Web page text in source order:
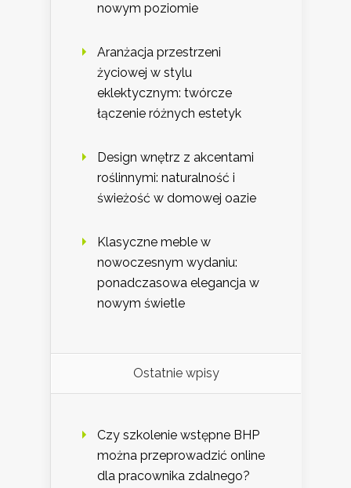
nowym poziomie
Aranżacja przestrzeni
życiowej w stylu
eklektycznym: twórcze
łączenie różnych estetyk
Design wnętrz z akcentami
roślinnymi: naturalność i
świeżość w domowej oazie
Klasyczne meble w
nowoczesnym wydaniu:
ponadczasowa elegancja w
nowym świetle
Ostatnie wpisy
Czy szkolenie wstępne BHP
można przeprowadzić online
dla pracownika zdalnego?